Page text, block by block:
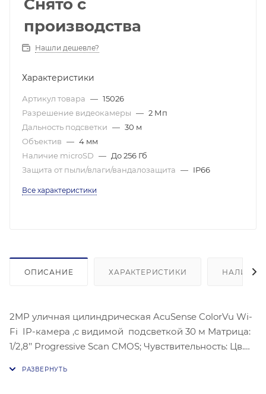
Снято с
производства
Нашли дешевле?
Характеристики
Артикул товара — 15026
Разрешение видеокамеры — 2 Мп
Дальность подсветки — 30 м
Объектив — 4 мм
Наличие microSD — До 256 Гб
Защита от пыли/влаги/вандалозащита — IP66
Все характеристики
ОПИСАНИЕ ХАРАКТЕРИСТИКИ НАЛИЧИЕ
2MP уличная цилиндрическая AcuSense ColorVu Wi-
Fi IP-камера ,с видимой подсветкой 30 м Матрица:
1/2,8’’ Progressive Scan CMOS; Чувствительность: Цв.